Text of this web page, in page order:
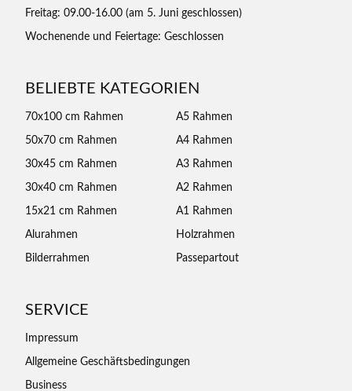
Freitag: 09.00-16.00 (am 5. Juni geschlossen)
Wochenende und Feiertage: Geschlossen
BELIEBTE KATEGORIEN
70x100 cm Rahmen A5 Rahmen
50x70 cm Rahmen A4 Rahmen
30x45 cm Rahmen A3 Rahmen
30x40 cm Rahmen A2 Rahmen
15x21 cm Rahmen A1 Rahmen
Alurahmen Holzrahmen
Bilderrahmen Passepartout
SERVICE
Impressum
Allgemeine Geschäftsbedingungen
Business